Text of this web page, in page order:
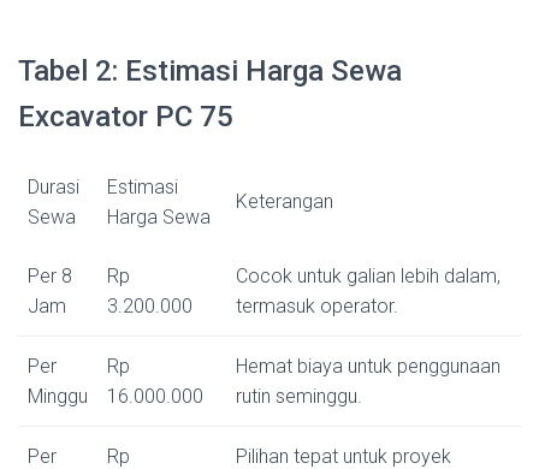
Tabel 2: Estimasi Harga Sewa
Excavator PC 75
Durasi
Sewa
Estimasi
Harga Sewa
Keterangan
Per 8
Jam
Rp
3.200.000
Cocok untuk galian lebih dalam,
termasuk operator.
Per
Minggu
Rp
16.000.000
Hemat biaya untuk penggunaan
rutin seminggu.
Per
Rp
Pilihan tepat untuk proyek